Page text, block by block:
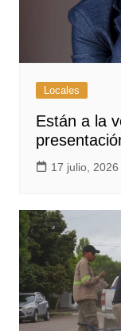
Locales
Están a la
17 julio, 2026